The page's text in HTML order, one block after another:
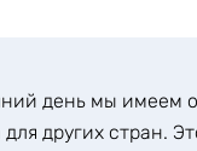
день мы имеем
других стран.